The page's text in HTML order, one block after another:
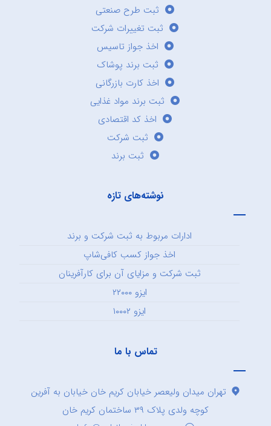
ثبت طرح صنعتی
ثبت تغییرات شرکت
اخذ جواز تاسیس
ثبت برند پوشاک
اخذ کارت بازرگانی
ثبت برند مواد غذایی
اخذ کد اقتصادی
ثبت شرکت
ثبت برند
نوشته‌های تازه
ادارات مربوط به ثبت شرکت و برند
اخذ جواز کسب کافی‌شاپ
ثبت شرکت و مزایای آن برای کارآفرینان
ایزو ۲۲۰۰۰
ایزو ۱۰۰۰۲
تماس با ما
تهران میدان ولیعصر خیابان کریم خان خیابان به آفرین
کوچه ولدی پلاک ۳۹ ساختمان کریم خان